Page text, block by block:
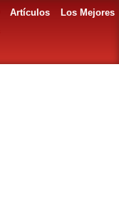
Artículos
Los Mejores